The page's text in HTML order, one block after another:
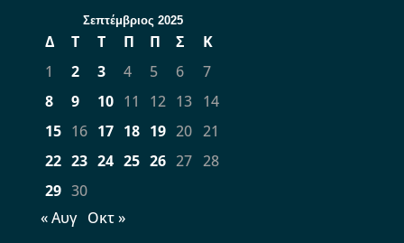
Σεπτέμβριος 2025
Δ Τ Τ Π Π Σ
Κ
1
2 3 4 5 6
7
8
9 10 11 12 13
14
15 16 17 18 19 20 21
22 23 24 25 26 27 28
29 30
« Αυγ
Οκτ »